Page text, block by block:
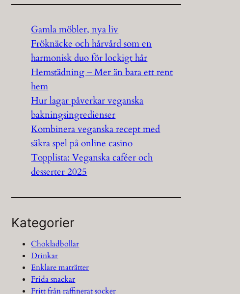
Gamla möbler, nya liv
Fröknäcke och hårvård som en
harmonisk duo för lockigt hår
Hemstädning – Mer än bara ett rent
hem
Hur lagar påverkar veganska
bakningsingredienser
Kombinera veganska recept med
säkra spel på online casino
Topplista: Veganska caféer och
desserter 2025
Kategorier
Chokladbollar
Drinkar
Enklare maträtter
Frida snackar
Fritt från raffinerat socker